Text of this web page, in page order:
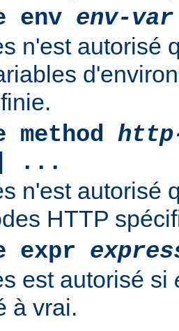
env env-var
n'est autorisé
method
...
n'est autorisé
HTTP
expr
est autorisé si
à vrai.